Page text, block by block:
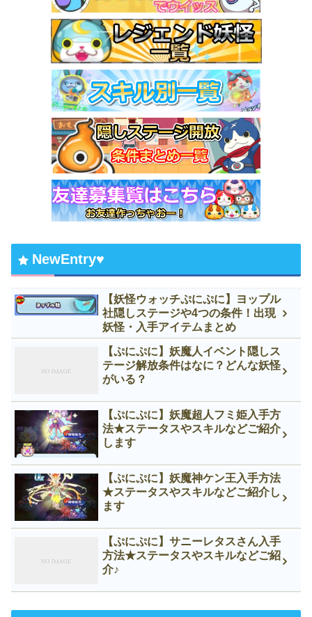
NewEntry♥
【妖怪ウォッチぷにぷに】ヨップル
社隠しステージや4つの条件！出現
妖怪・入手アイテムまとめ
【ぷにぷに】妖魔人イベント隠しス
テージ解放条件はなに？どんな妖怪
がいる？
【ぷにぷに】妖魔超人フミ姫入手方
法★ステータスやスキルなどご紹介
します
【ぷにぷに】妖魔神ケン王入手方法
★ステータスやスキルなどご紹介し
ます
【ぷにぷに】サニーレタスさん入手
方法★ステータスやスキルなどご紹
介♪